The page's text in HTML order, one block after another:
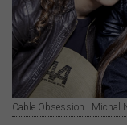
Cable Obsession | Michal